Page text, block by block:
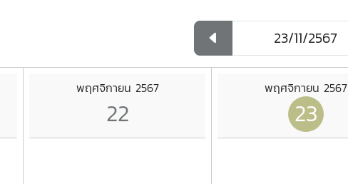
พฤศจิกายน 2567
22
พฤศจิกายน 2567
23